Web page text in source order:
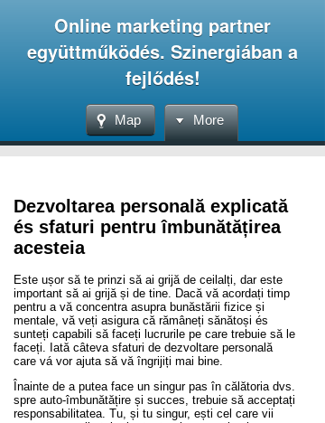
Online marketing partner
együttműködés. Szinergiában a
fejlődés!
Map More
Dezvoltarea personală explicată
és sfaturi pentru îmbunătățirea
acesteia
Este ușor să te prinzi să ai grijă de ceilalți, dar este
important să ai grijă și de tine. Dacă vă acordați timp
pentru a vă concentra asupra bunăstării fizice și
mentale, vă veți asigura că rămâneți sănătoși és
sunteți capabili să faceți lucrurile pe care trebuie să le
faceți. Iată câteva sfaturi de dezvoltare personală
care vá vor ajuta să vă îngrijiți mai bine.
Înainte de a putea face un singur pas în călătoria dvs.
spre auto-îmbunătățire și succes, trebuie să acceptați
responsabilitatea. Tu, și tu singur, ești cel care vii